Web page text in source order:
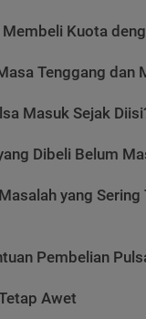
Kuota
Tenggang dan
Masuk Sejak
Dibeli Belum
yang Sering
Pembelian
Awet